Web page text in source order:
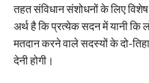
तहत संविधान संशोधनों के लिए
अर्थ है कि प्रत्येक सदन में यानी
मतदान करने वाले सदस्यों के दो-
देनी होगी।